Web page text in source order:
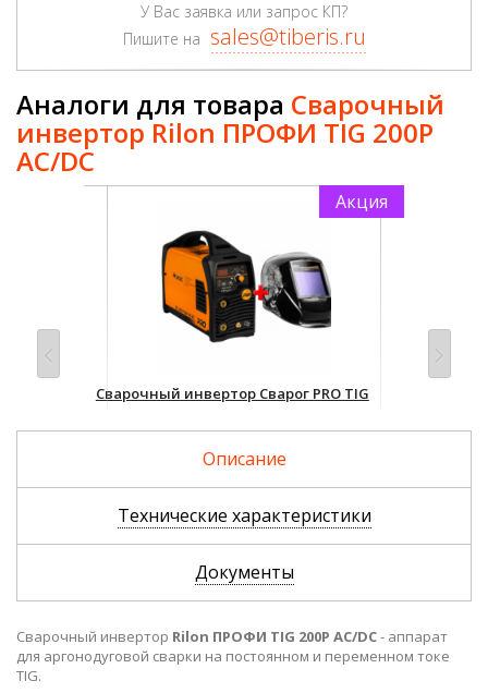
У Вас заявка или запрос КП?
Пишите на sales@tiberis.ru
Аналоги для товара Сварочный
инвертор Rilon ПРОФИ TIG 200P
AC/DC
Акция
Сварочный инвертор Сварог PRO TIG
Описание
Технические характеристики
Документы
Сварочный инвертор Rilon ПРОФИ TIG 200P AC/DC- аппарат
для аргонодуговой сварки на постоянном и переменном токе
TIG.